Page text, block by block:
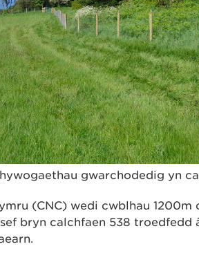
gwarchodedig yn
(CNC) wedi cwblhau
bryn calchfaen 538 troedfedd